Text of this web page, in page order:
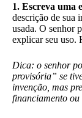
1. Escreva uma
descrição de sua
usada. O senhor
explicar seu uso.
Dica: o senhor
provisória” se
invenção, mas
financiamento ou